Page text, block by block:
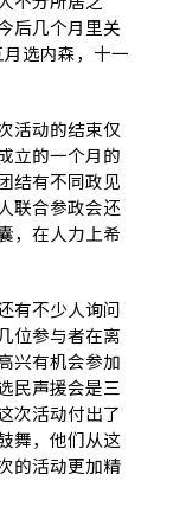
后几个月里关
选内森，十一
活动的结束仅
立的一个月的
结有不同政见
联合参政会还
，在人力上希
有不少人询问
位参与者在离
兴有机会参加
民声援会是三
次活动付出了
舞，他们从这
的活动更加精